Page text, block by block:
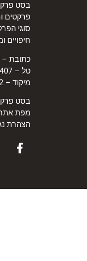
בסט
פרקטים
סוגי
חיפויים
כתובת – דרך
טל – 073-7600407
מיקוד – 2822612
בסט
מפת
הצהרת